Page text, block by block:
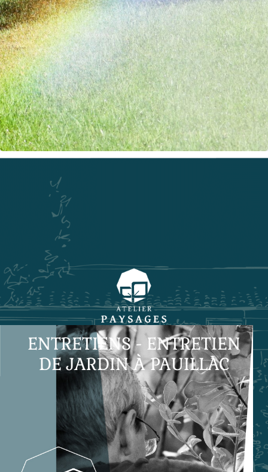
ENTRETIENS - ENTRETIEN
DE JARDIN À PAUILLAC